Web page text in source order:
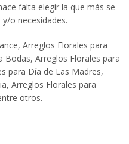
falta elegir la que más se
o necesidades.
Arreglos Florales para
Bodas, Arreglos Florales para
para Día de Las Madres,
Arreglos Florales para
otros.